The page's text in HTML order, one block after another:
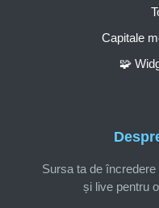
Sursa ta de
și live pentru
Capitale
🧩